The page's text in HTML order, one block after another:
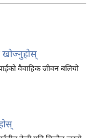
खोज्नुहोस्‌
वैवाहिक जीवन बलियो